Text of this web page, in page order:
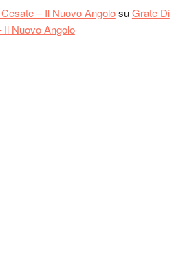
– Il Nuovo AngolosuGrate Di
Nuovo Angolo